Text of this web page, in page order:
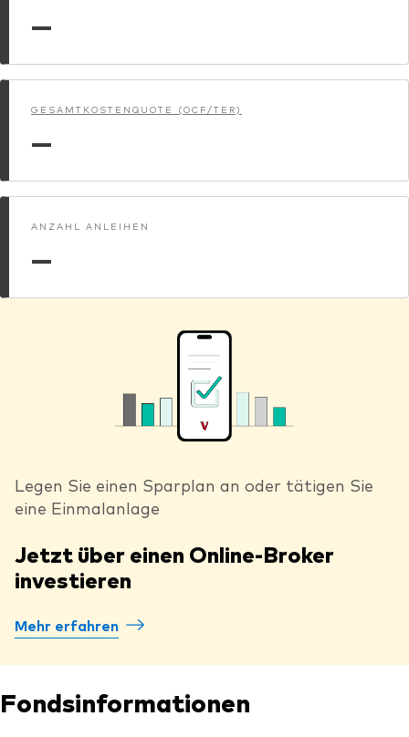
—
GESAMTKOSTENQUOTE (OCF/TER)
—
ANZAHL ANLEIHEN
—
Legen Sie einen Sparplan an oder tätigen Sie
eine Einmalanlage
Jetzt über einen Online-Broker
investieren
Mehr erfahren
Fondsinformationen